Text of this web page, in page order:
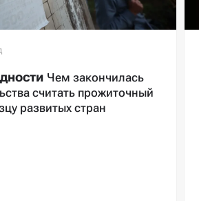
Чем закончилась
считать прожиточный
развитых стран